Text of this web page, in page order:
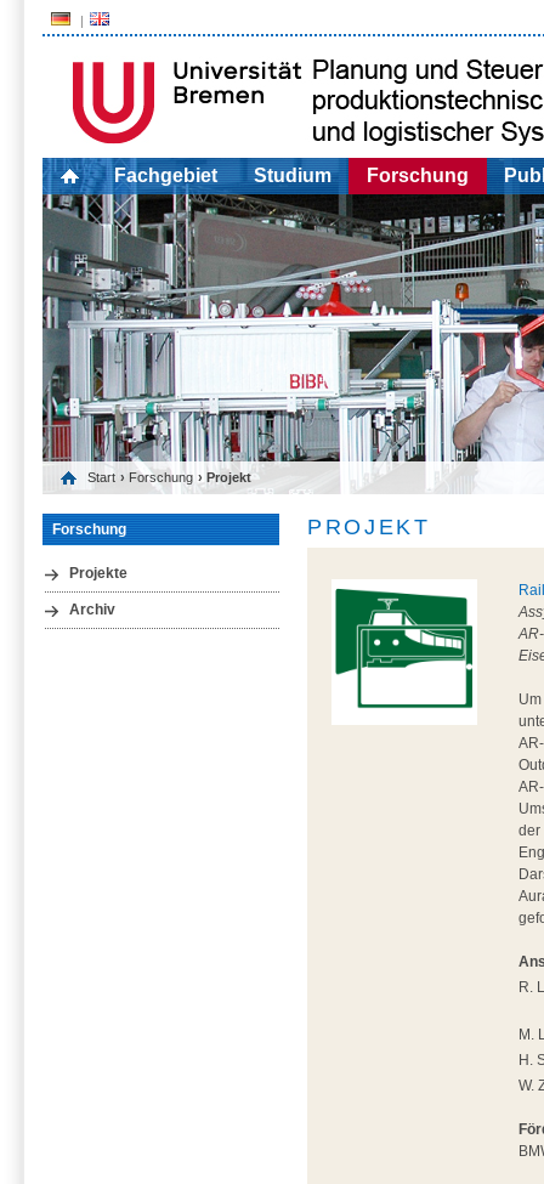
Fachgebiet Studium Forschung
Start › Forschung › Projekt
Forschung
Projekte
Archiv
PROJEKT
der
R.
M.
H.
W.